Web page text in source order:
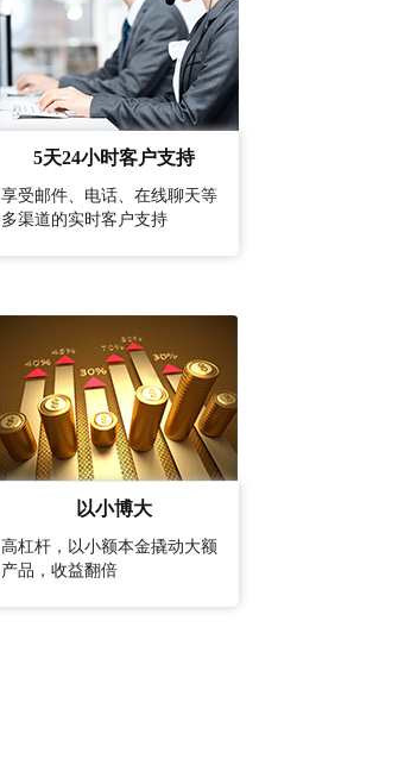
5天24小时客户支持
享受邮件、电话、在线聊天等
多渠道的实时客户支持
以小博大
高杠杆，以小额本金撬动大额
产品，收益翻倍